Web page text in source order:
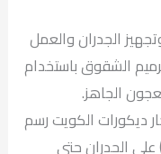
الجدران والعمل
الشقوق باستخدام
الجاهز.
ديكورات الكويت رسم
الجدران حتى